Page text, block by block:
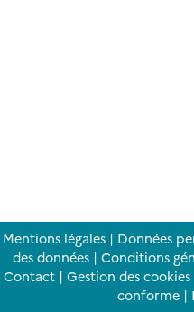
Mentions légales| Données
des données | Conditions
Contact | Gestion des cookies
conforme|